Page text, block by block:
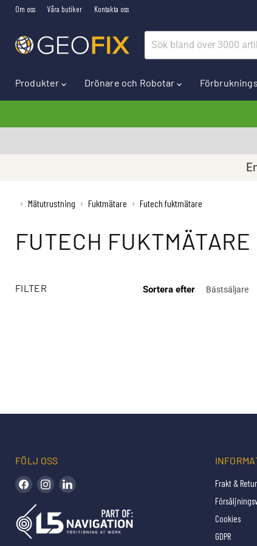
Om oss Våra butiker Kontakta oss
Produkter Drönare och Robotar
› Mätutrustning › Fuktmätare › Futech fuktmätare
FUTECH FUKTMÄTARE
FILTER Sortera efter
FÖLJ OSS
Hitta oss på Facebook
Hitta oss på Instagram
Frakt & Retur
Cookies
GDPR